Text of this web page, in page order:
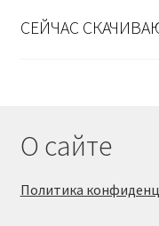
СЕЙЧАС
О сайте
Политика